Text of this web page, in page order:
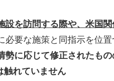
設を訪問する際や、米国
必要な施策と同指示を位
勢に応じて修正されたも
触れていません